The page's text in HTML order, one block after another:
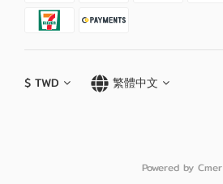
$ TWD 繁體中文
Powered by Cmer